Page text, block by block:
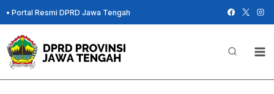
Skip
to
content
• Portal Resmi DPRD Jawa Tengah